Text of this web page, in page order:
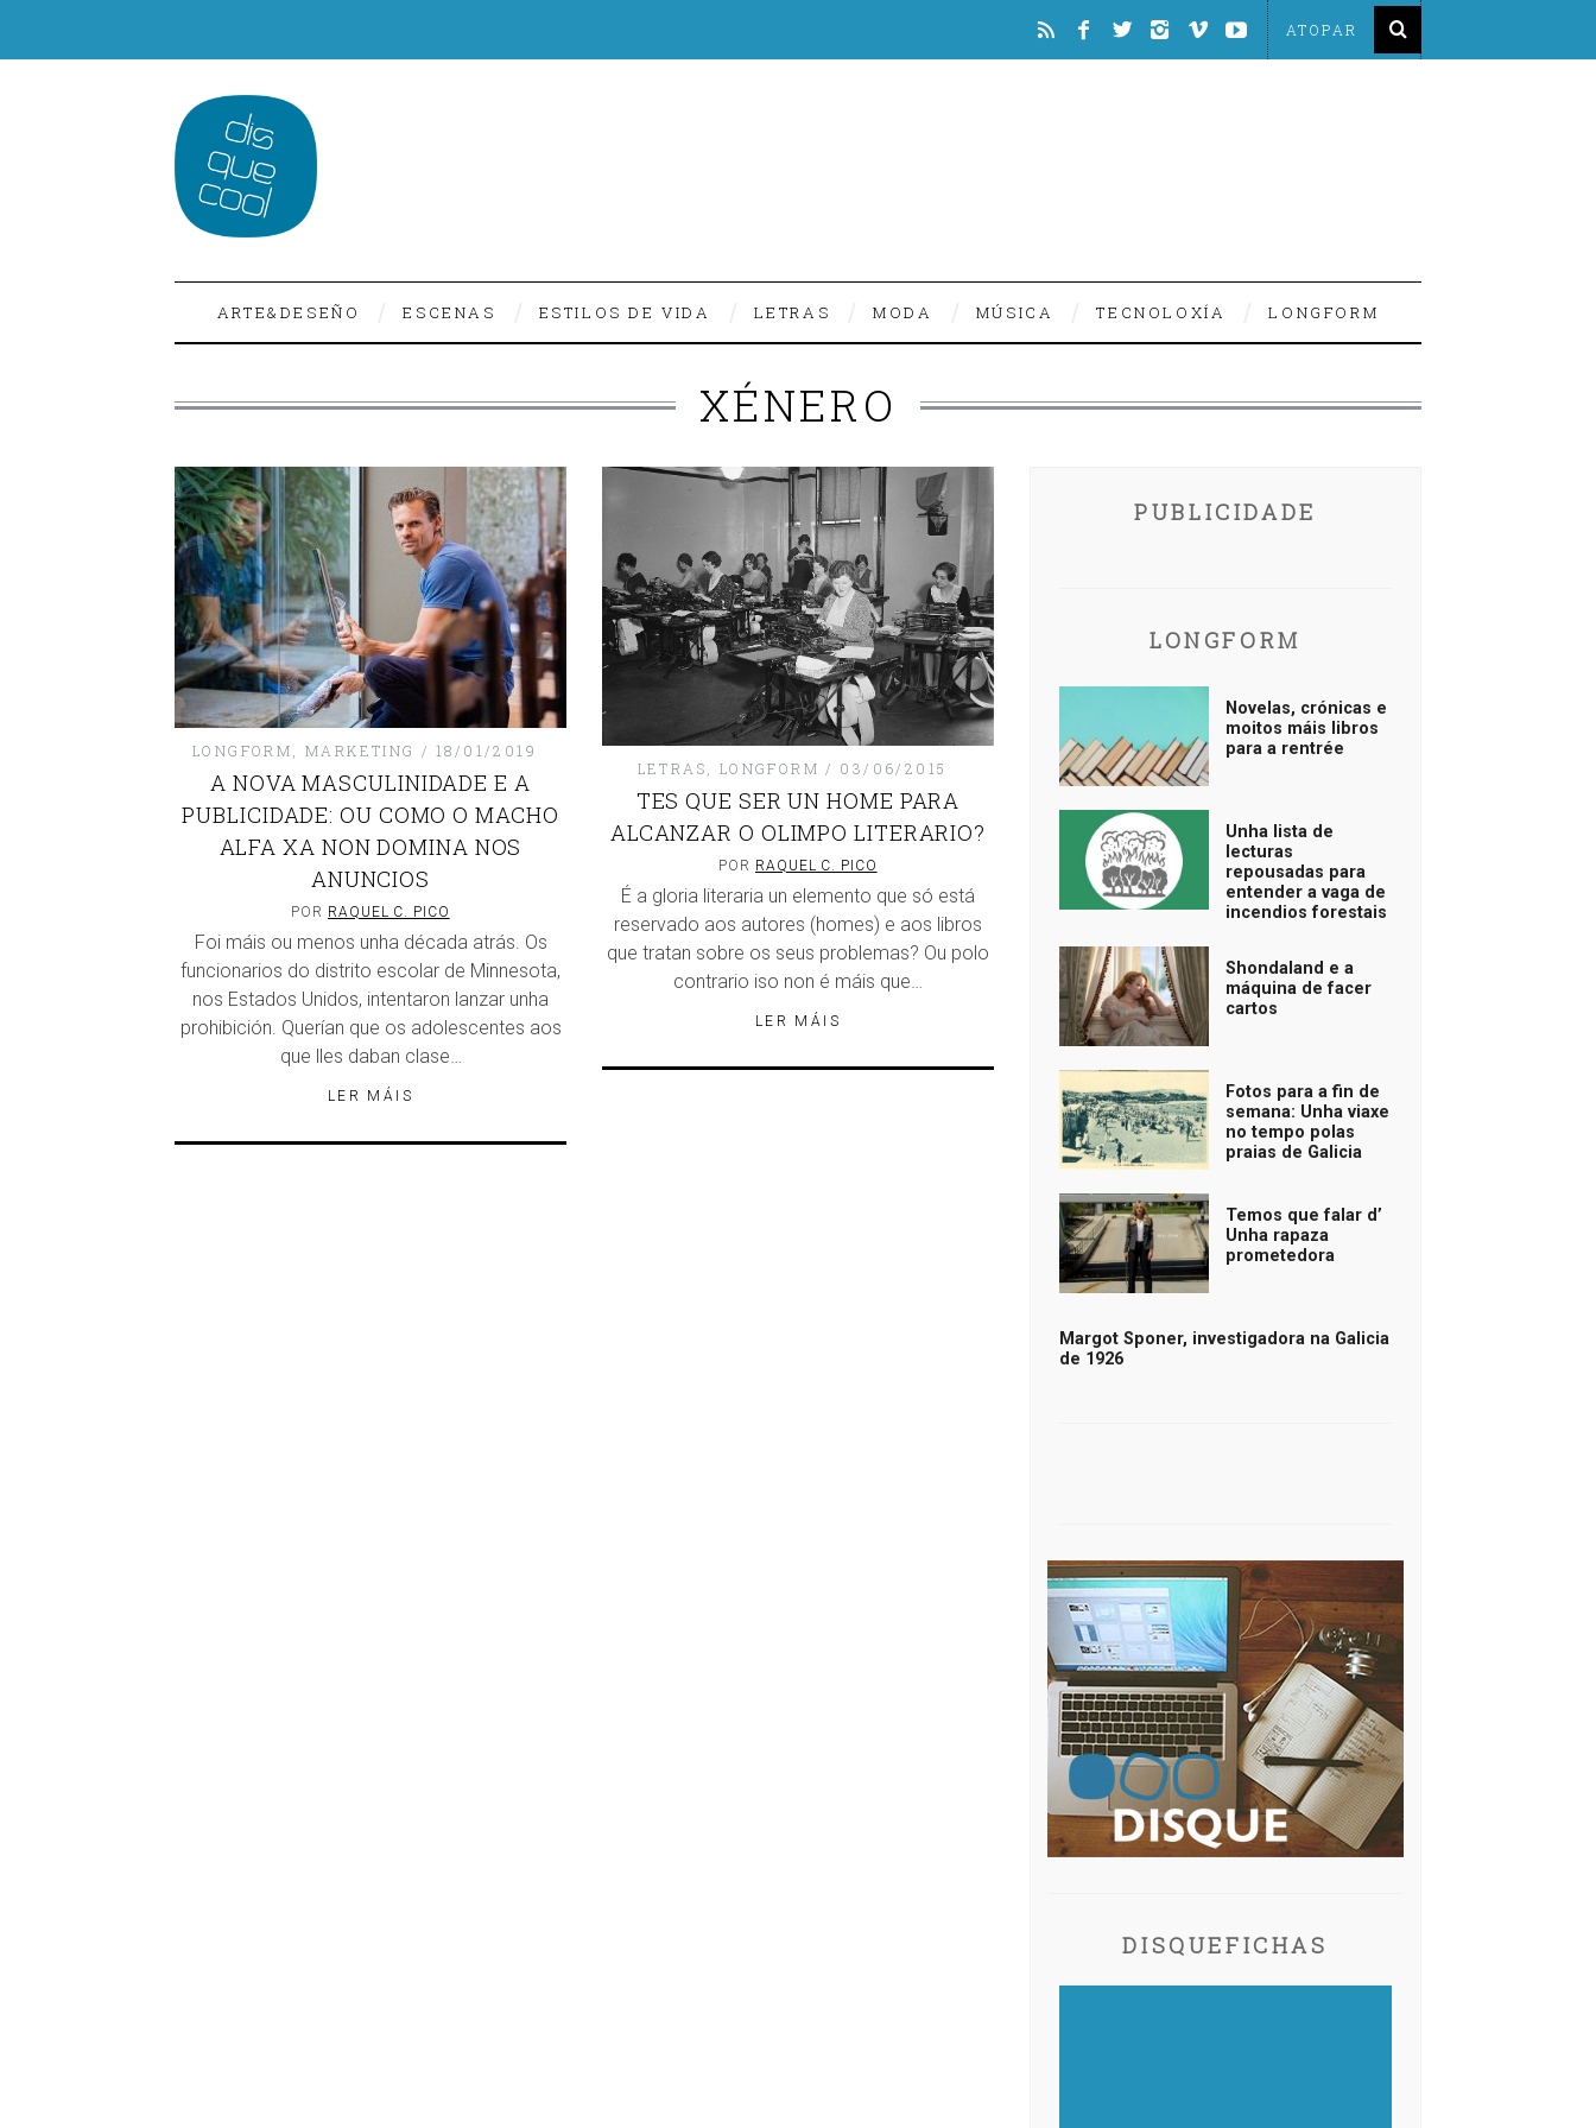
ARTE&DESEÑO ESCENAS ESTILOS DE VIDA LETRAS MODA MÚSICA TECNOLOXÍA LONGFORM
XÉNERO
LONGFORM MARKETING 18/01/2019
A NOVA MASCULINIDADE E A
PUBLICIDADE: OU COMO O MACHO
ALFA XA NON DOMINA NOS
ANUNCIOS
POR RAQUEL C. PICO
Foi máis ou menos unha década atrás. Os
funcionarios do distrito escolar de Minnesota,
nos Estados Unidos, intentaron lanzar unha
prohibición. Querían que os adolescentes aos
que lles daban clase…
LER MÁIS
LETRAS LONGFORM 03/06/2015
TES QUE SER UN HOME PARA
ALCANZAR O OLIMPO LITERARIO?
POR RAQUEL C. PICO
É a gloria literaria un elemento que só está
reservado aos autores (homes) e aos libros
que tratan sobre os seus problemas? Ou polo
contrario iso non é máis que…
LER MÁIS
PUBLICIDADE
LONGFORM
Novelas, crónicas e
moitos máis libros
para a rentrée
Unha lista de
lecturas
repousadas para
entender a vaga de
incendios forestais
Shondaland e a
máquina de facer
cartos
Fotos para a fin de
semana: Unha viaxe
no tempo polas
praias de Galicia
Temos que falar d’
Unha rapaza
prometedora
Margot Sponer, investigadora na Galicia
de 1926
DISQUEFICHAS